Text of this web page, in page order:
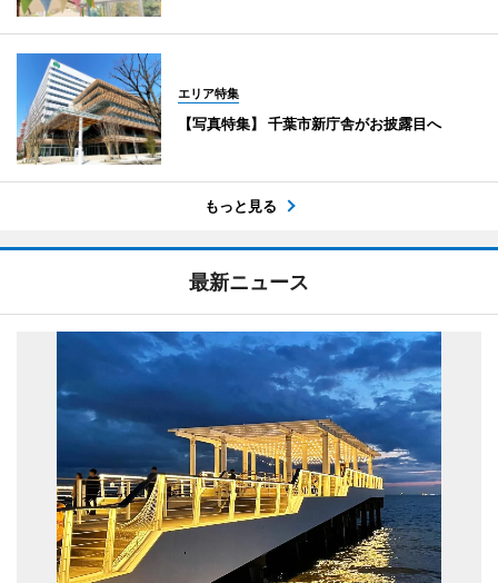
エリア特集
【写真特集】 千葉市新庁舎がお披露目へ
もっと見る
最新ニュース